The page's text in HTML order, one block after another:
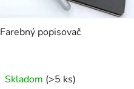
Farebný popisovač
Skladom (>5 ks)